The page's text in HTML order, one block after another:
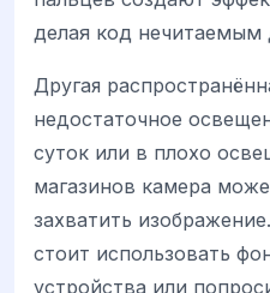
делая код нечитаемым
Другая
недостаточное
суток или в плохо
магазинов камера
захватить
стоит использовать
устройства или